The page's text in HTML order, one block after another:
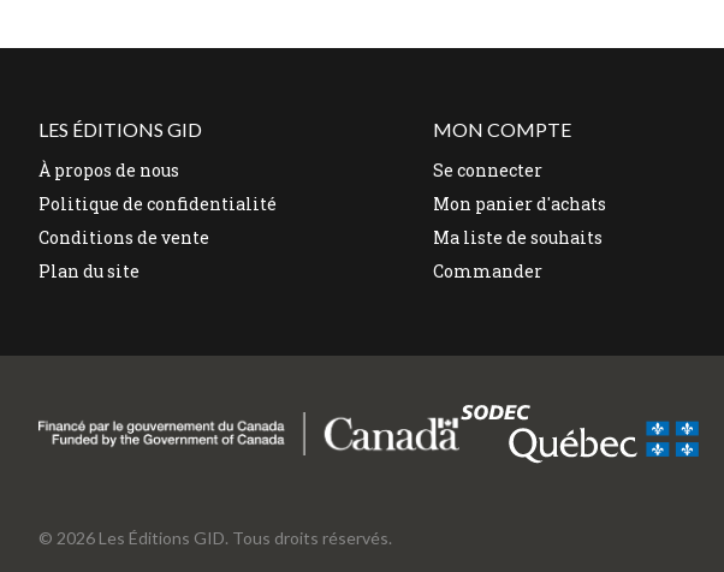
LES ÉDITIONS GID
À propos de nous
Politique de confidentialité
Conditions de vente
Plan du site
MON COMPTE
Se connecter
Mon panier d'achats
Ma liste de souhaits
Commander
© 2026 Les Éditions GID. Tous droits réservés.